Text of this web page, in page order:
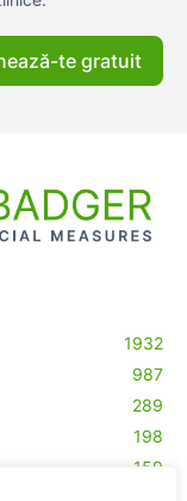
te gratuit
1932
987
289
198
159